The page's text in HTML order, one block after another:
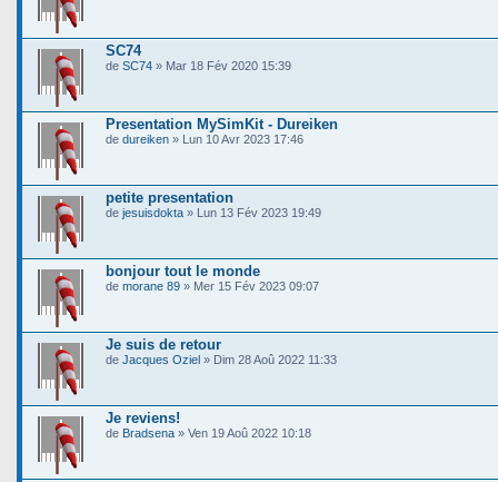
SC74
de SC74 » Mar 18 Fév 2020 15:39
Presentation MySimKit - Dureiken
de dureiken » Lun 10 Avr 2023 17:46
petite presentation
de jesuisdokta » Lun 13 Fév 2023 19:49
bonjour tout le monde
de morane 89 » Mer 15 Fév 2023 09:07
Je suis de retour
de Jacques Oziel » Dim 28 Aoû 2022 11:33
Je reviens!
de Bradsena » Ven 19 Aoû 2022 10:18